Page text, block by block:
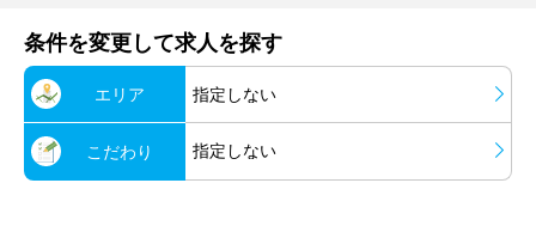
条件を変更して求人を探す
エリア 指定しない
こだわり 指定しない